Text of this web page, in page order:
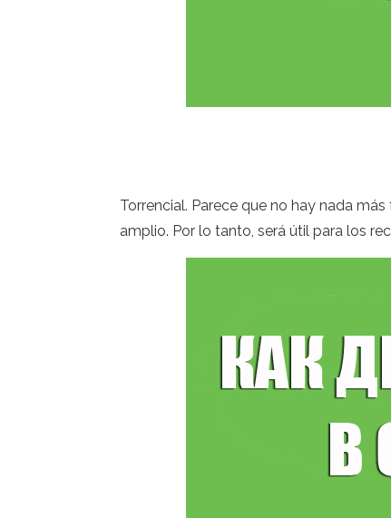
Torrencial. Parece que no hay nada
amplio. Por lo tanto, será útil para los